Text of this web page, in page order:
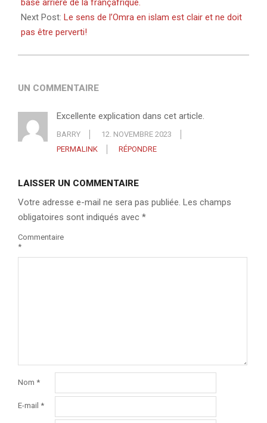
base arrière de la françafrique.
Next Post: Le sens de l’Omra en islam est clair et ne doit
pas être perverti!
UN COMMENTAIRE
Excellente explication dans cet article.
BARRY
12. NOVEMBRE 2023
PERMALINK
RÉPONDRE
LAISSER UN COMMENTAIRE
Votre adresse e-mail ne sera pas publiée. Les champs
obligatoires sont indiqués avec *
Commentaire
*
Nom *
E-mail *